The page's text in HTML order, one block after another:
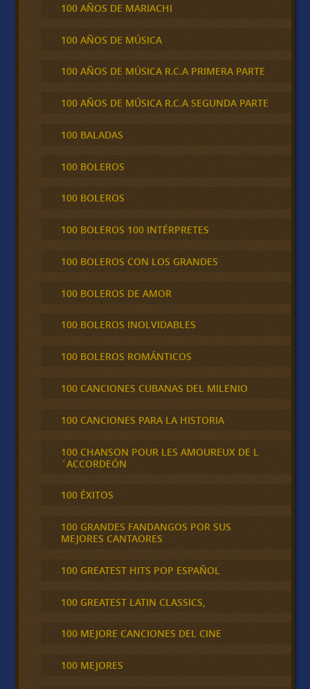
100 AÑOS DE MARIACHI
100 AÑOS DE MÚSICA
100 AÑOS DE MÚSICA R.C.A PRIMERA PARTE
100 AÑOS DE MÚSICA R.C.A SEGUNDA PARTE
100 BALADAS
100 BOLEROS
100 BOLEROS
100 BOLEROS 100 INTÉRPRETES
100 BOLEROS CON LOS GRANDES
100 BOLEROS DE AMOR
100 BOLEROS INOLVIDABLES
100 BOLEROS ROMÁNTICOS
100 CANCIONES CUBANAS DEL MILENIO
100 CANCIONES PARA LA HISTORIA
100 CHANSON POUR LES AMOUREUX DE L
´ACCORDEÓN
100 ÉXITOS
100 GRANDES FANDANGOS POR SUS
MEJORES CANTAORES
100 GREATEST HITS POP ESPAÑOL
100 GREATEST LATIN CLASSICS,
100 MEJORE CANCIONES DEL CINE
100 MEJORES